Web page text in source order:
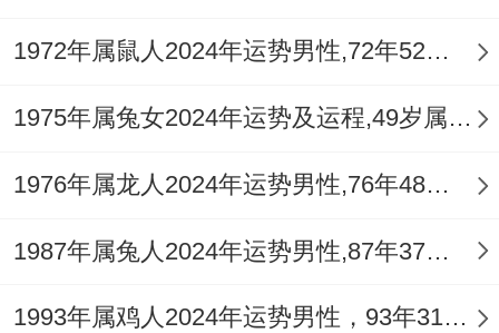
德」「福星」等，能化解部分戾气，带来意
想不到的机缘与贵人，创业启动的时间点，
木旺生火，官星有源；或农历六月（乙
稳固，这些时段启动，能借得流月之势，缓
冲年运压力。
1972年属鼠人2024年运势男性,72年52岁属鼠男2024年每月运程怎么样
1975年属兔女2024年运势及运程,49岁属兔人2024全年每月运势女性如何
1976年属龙人2024年运势男性,76年48岁属龙男2024年每月运程怎么样
1987年属兔人2024年运势男性,87年37岁属兔男2024年每月运程怎么样
1993年属鸡人2024年运势男性，93年31岁属鸡男2024年每月运程怎么样